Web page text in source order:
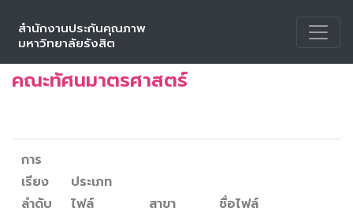
สำนักงานประกันคุณภาพ
มหาวิทยาลัยรังสิต
หน้าหลัก คลังข้อมูลคณะวิชา คณะทัศนมาตรศาสตร์
คณะทัศนมาตรศาสตร์
การ
เรียง
ลำดับ
ประเภท
ไฟล์
สาขา ชื่อไฟล์